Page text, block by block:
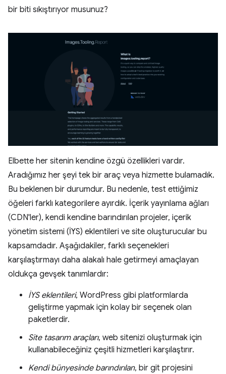
bir biti sıkıştırıyor musunuz?
Elbette her sitenin kendine özgü özellikleri vardır.
Aradığımız her şeyi tek bir araç veya hizmette bulamadık.
Bu beklenen bir durumdur. Bu nedenle, test ettiğimiz
öğeleri farklı kategorilere ayırdık. İçerik yayınlama ağları
(CDN'ler), kendi kendine barındırılan projeler, içerik
yönetim sistemi (İYS) eklentileri ve site oluşturucular bu
kapsamdadır. Aşağıdakiler, farklı seçenekleri
karşılaştırmayı daha alakalı hale getirmeyi amaçlayan
oldukça gevşek tanımlardır:
İYS eklentileri, WordPress gibi platformlarda
geliştirme yapmak için kolay bir seçenek olan
paketlerdir.
Site tasarım araçları, web sitenizi oluşturmak için
kullanabileceğiniz çeşitli hizmetleri karşılaştırır.
Kendi bünyesinde barındırılan, bir git projesini